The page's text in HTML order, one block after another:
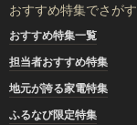
おすすめ特集でさがす
おすすめ特集一覧
担当者おすすめ特集
地元が誇る家電特集
ふるなび限定特集